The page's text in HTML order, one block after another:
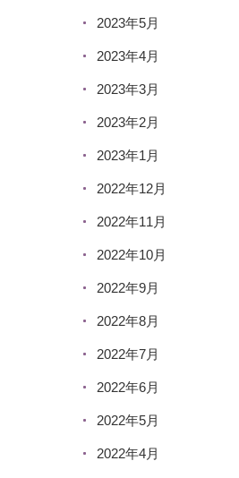
2023年5月
2023年4月
2023年3月
2023年2月
2023年1月
2022年12月
2022年11月
2022年10月
2022年9月
2022年8月
2022年7月
2022年6月
2022年5月
2022年4月